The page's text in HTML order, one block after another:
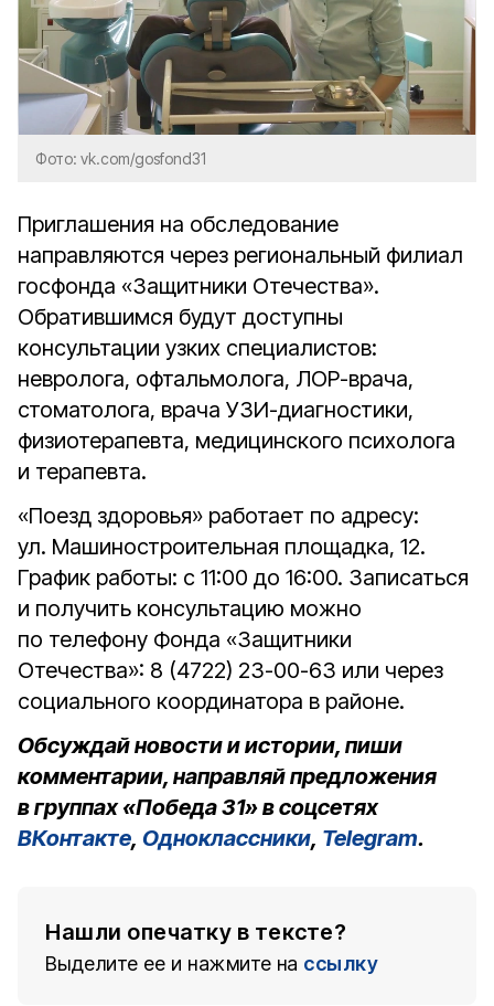
Фото: vk.com/gosfond31
Приглашения на обследование
направляются через региональный филиал
госфонда «Защитники Отечества».
Обратившимся будут доступны
консультации узких специалистов:
невролога, офтальмолога, ЛОР-врача,
стоматолога, врача УЗИ-диагностики,
физиотерапевта, медицинского психолога
и терапевта.
«Поезд здоровья» работает по адресу:
ул. Машиностроительная площадка, 12.
График работы: с 11:00 до 16:00. Записаться
и получить консультацию можно
по телефону Фонда «Защитники
Отечества»: 8 (4722) 23-00-63 или через
социального координатора в районе.
Обсуждай новости и истории, пиши
комментарии, направляй предложения
в группах «Победа 31» в соцсетях
ВКонтакте, Одноклассники, Telegram.
Нашли опечатку в тексте?
Выделите ее и нажмите на ссылку